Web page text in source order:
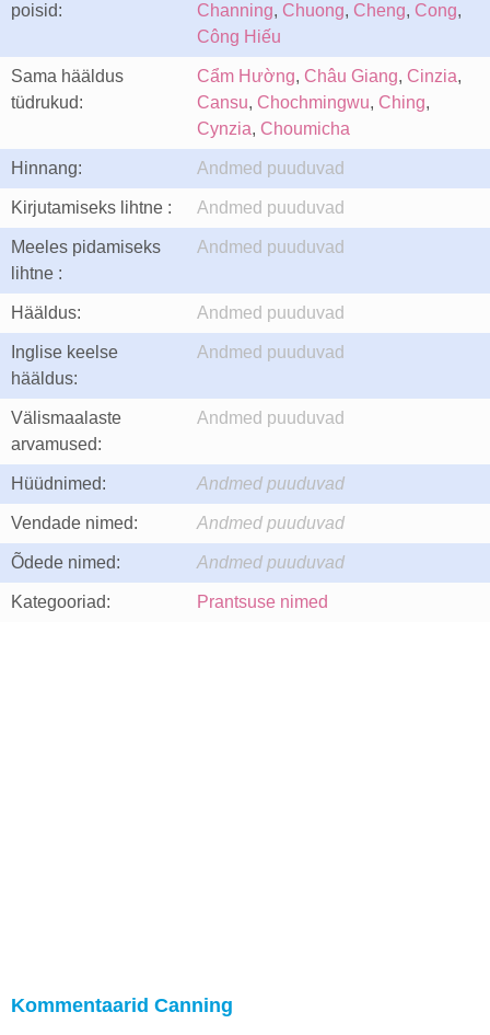
poisid:
Channing, Chuong, Cheng, Cong,
Công Hiếu
Sama hääldus
tüdrukud:
Cẩm Hường, Châu Giang, Cinzia,
Cansu, Chochmingwu, Ching,
Cynzia, Choumicha
Hinnang: Andmed puuduvad
Kirjutamiseks lihtne : Andmed puuduvad
Meeles pidamiseks
lihtne :
Andmed puuduvad
Hääldus: Andmed puuduvad
Inglise keelse
hääldus:
Andmed puuduvad
Välismaalaste
arvamused:
Andmed puuduvad
Hüüdnimed: Andmed puuduvad
Vendade nimed: Andmed puuduvad
Õdede nimed: Andmed puuduvad
Kategooriad: Prantsuse nimed
Kommentaarid Canning